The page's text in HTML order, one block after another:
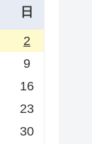
日
2
9
16
23
30